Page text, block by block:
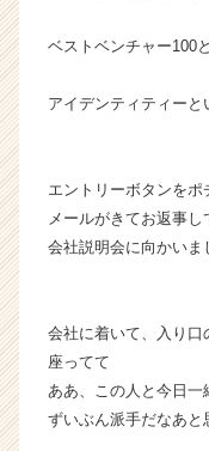
ス
ベストベンチャー100
アイデンティティーと
エントリーボタンをポ
メールがきてお返事し
会社説明会に向かいま
会社に着いて、入り口
座ってて
ああ、この人と今日
ずいぶん派手だなあと